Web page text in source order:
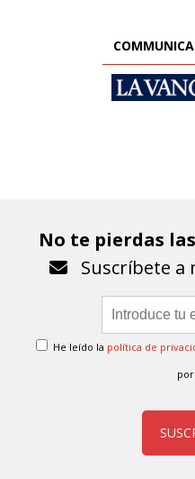
No te pierdas
Suscríbete a
He leído la política de
por